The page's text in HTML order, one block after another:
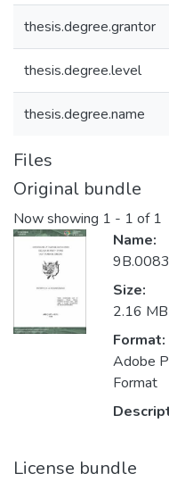
thesis.degree.grantor
thesis.degree.level
thesis.degree.name
Files
Original bundle
Now showing 1 - 1 of 1
Name:
Size:
2.16 MB
Format:
Adobe
Format
License bundle